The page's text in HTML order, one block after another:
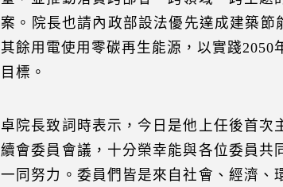
案。院長也請內政部設法優先達成建築節
其餘用電使用零碳再生能源，以實踐2050
目標。
卓院長致詞時表示，今日是他上任後首次
續會委員會議，十分榮幸能與各位委員共
一同努力。委員們皆是來自社會、經濟、